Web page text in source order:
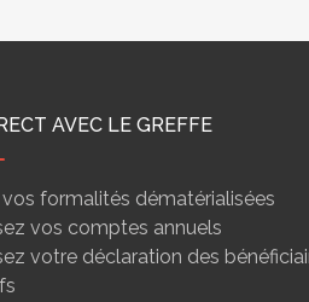
AVEC LE GREFFE
vos formalités dématérialisées
vos comptes annuels
votre déclaration des